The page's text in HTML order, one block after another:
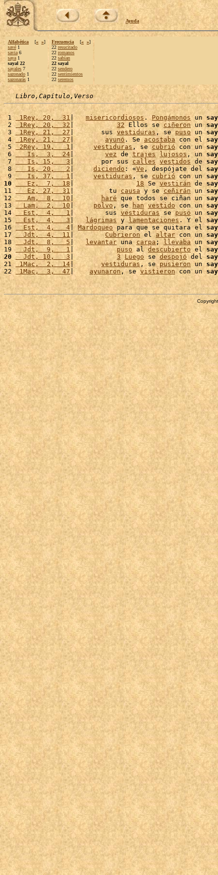
Ayuda
Alfabética [« »]
savé 1
savia 6
saya 1
sayal 22
sayales 7
sazonado 1
sazonarás 1
Frecuencia [« »]
22 resucitado
22 romanos
22 sabían
22 sayal
22 sendero
22 sentimientos
22 seremos
Libro,Capítulo,Verso
1 1Rey, 20,  31 | misericordiosos . Pongámonos un
2 1Rey, 20,  32 | 32 Ellos se ciñeron un
3 1Rey, 21,  27 |       sus vestiduras , se puso un
4
1Rey, 21,  27| ayunó . Se acostaba con el
5
2Rey, 19,   1 | vestiduras , se cubrió con un
6
   Is,  3,  24
| vez de trajes lujosos , un
7
   Is, 15,   3
|       por sus calles vestidos de
8
   Is, 20,   2
| diciendo : «Ve , despójate del
9
   Is, 37,   1
| vestiduras , se cubrió con un
10
   Ez,  7,  18
| 18 Se vestirán de
11
   Ez, 27,  31
|         tu causa y se ceñirán un
12
   Am,  8,  10
| haré que todos se ciñan un
13
  Lam,  2,  10
| polvo , se han vestido con un
14
  Est,  4,   1
|        sus vestiduras se puso un
15
  Est,  4,   3
| lágrimas y lamentaciones . Y el
16
  Est,  4,   4
| Mardoqueo para que se quitara el
17
  Jdt,  4,  11
| Cubrieron el altar con un
18
  Jdt,  8,   5
| levantar una carpa ; llevaba un
19
  Jdt,  9,   1
| puso al descubierto el
20
  Jdt, 10,   3
| 3 Luego se despojó del
21
1Mac,  2,  14| vestiduras , se pusieron un
22
1Mac,  3,  47| ayunaron , se vistieron con un